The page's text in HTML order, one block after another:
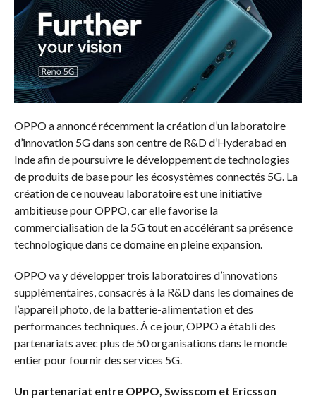
OPPO a annoncé récemment la création d’un laboratoire
d’innovation 5G dans son centre de R&D d’Hyderabad en
Inde afin de poursuivre le développement de technologies
de produits de base pour les écosystèmes connectés 5G. La
création de ce nouveau laboratoire est une initiative
ambitieuse pour OPPO, car elle favorise la
commercialisation de la 5G tout en accélérant sa présence
technologique dans ce domaine en pleine expansion.
OPPO va y développer trois laboratoires d’innovations
supplémentaires, consacrés à la R&D dans les domaines de
l’appareil photo, de la batterie-alimentation et des
performances techniques. À ce jour, OPPO a établi des
partenariats avec plus de 50 organisations dans le monde
entier pour fournir des services 5G.
Un partenariat entre OPPO, Swisscom et Ericsson